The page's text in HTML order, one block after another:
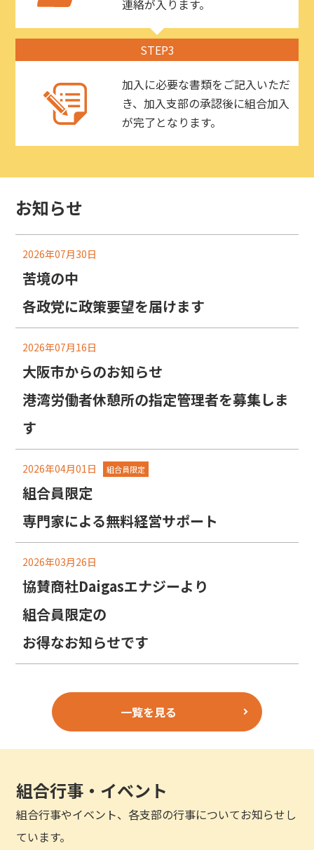
連絡が入ります。
STEP3
加入に必要な書類をご記入いただ
き、加入支部の承認後に組合加入
が完了となります。
お知らせ
2026年07月30日
苦境の中
各政党に政策要望を届けます
2026年07月16日
大阪市からのお知らせ
港湾労働者休憩所の指定管理者を募集しま
す
2026年04月01日 組合員限定
組合員限定
専門家による無料経営サポート
2026年03月26日
協賛商社Daigasエナジーより
組合員限定の
お得なお知らせです
一覧を見る
組合行事・イベント
組合行事やイベント、各支部の行事についてお知らせし
ています。